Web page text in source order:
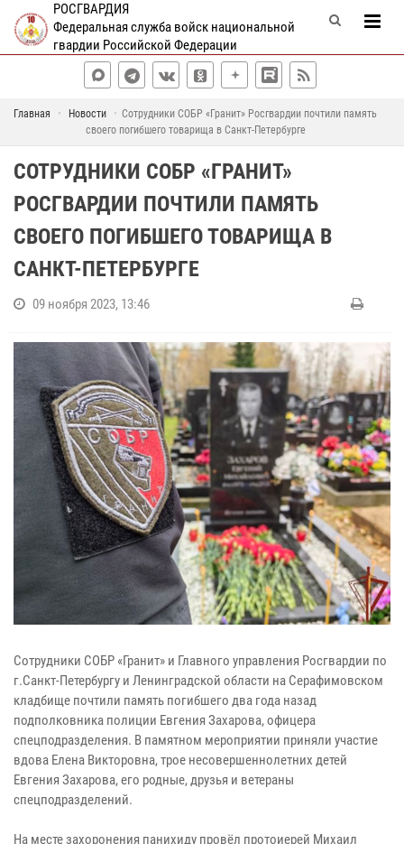
РОСГВАРДИЯ
Федеральная служба войск национальной
гвардии Российской Федерации
Главная Новости
Сотрудники СОБР «Гранит» Росгвардии почтили память
своего погибшего товарища в Санкт-Петербурге
СОТРУДНИКИ СОБР «ГРАНИТ»
РОСГВАРДИИ ПОЧТИЛИ ПАМЯТЬ
СВОЕГО ПОГИБШЕГО ТОВАРИЩА В
САНКТ-ПЕТЕРБУРГЕ
09 ноября 2023, 13:46
Сотрудники СОБР «Гранит» и Главного управления Росгвардии по
г.Санкт-Петербургу и Ленинградской области на Серафимовском
кладбище почтили память погибшего два года назад
подполковника полиции Евгения Захарова, офицера
спецподразделения. В памятном мероприятии приняли участие
вдова Елена Викторовна, трое несовершеннолетних детей
Евгения Захарова, его родные, друзья и ветераны
спецподразделений.
На месте захоронения панихиду провёл протоиерей Михаил